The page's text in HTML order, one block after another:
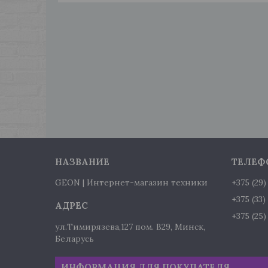
GEON | Интернет-магазин техники
ул.Тимирязева,127 пом. В29, Минск,
Беларусь
+375
+375
+375